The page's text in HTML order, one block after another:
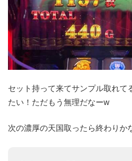
セット持って来てサンプル取れて
たい！ただもう無理だなーw
次の濃厚の天国取ったら終わりか